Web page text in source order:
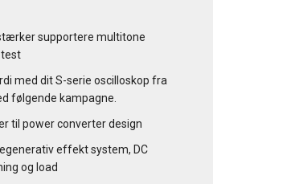
supportere multitone
med dit S-serie oscilloskop fra
følgende kampagne.
til power converter design
effekt system, DC
og load